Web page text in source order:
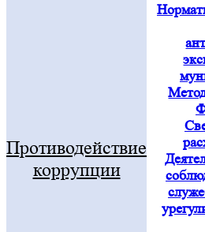
Противодействие
коррупции